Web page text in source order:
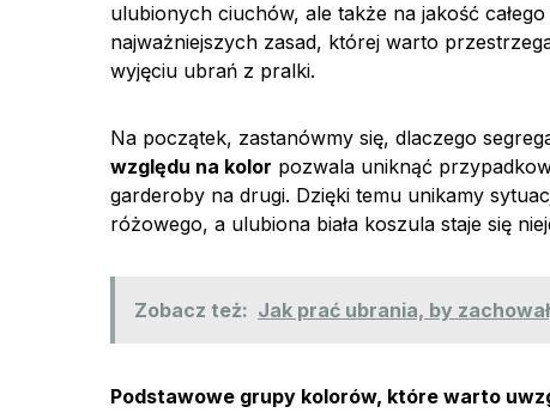
ulubionych ciuchów, ale także na jakość
najważniejszych zasad, której warto
wyjęciu ubrań z pralki.
Na początek, zastanówmy się, dlaczego
względu na kolor pozwala uniknąć
garderoby na drugi. Dzięki temu unikamy
różowego, a ulubiona biała koszula staje się
Zobacz też: Jak prać ubrania, by
Podstawowe grupy kolorów, które warto